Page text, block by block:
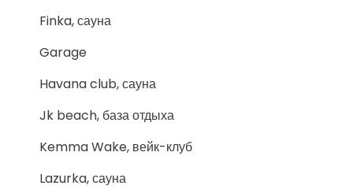
Finka, сауна
Garage
Havana club, сауна
Jk beach, база отдыха
Kemma Wake, вейк-клуб
Lazurka, сауна